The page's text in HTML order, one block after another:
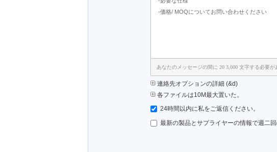
あなたのメッセージの間に 20 3,000 文字する必要が
連絡先オプションの詳細 (&d)
各ファイルは10M最大置いた。
24時間以内に私をご返信ください。
最新の製品とサプライヤーの情報で週二回